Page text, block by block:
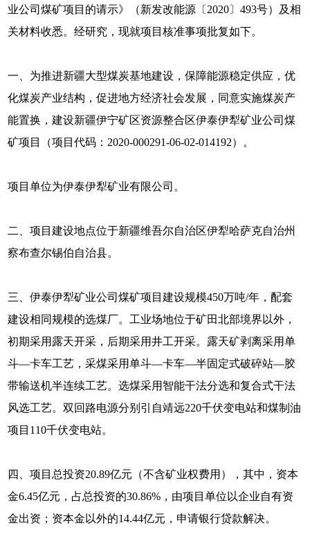
业公司煤矿项目的请示》（新发改能源〔2020〕493号）及相
关材料收悉。经研究，现就项目核准事项批复如下。
一、为推进新疆大型煤炭基地建设，保障能源稳定供应，优
化煤炭产业结构，促进地方经济社会发展，同意实施煤炭产
能置换，建设新疆伊宁矿区资源整合区伊泰伊犁矿业公司煤
矿项目（项目代码：2020-000291-06-02-014192）。
项目单位为伊泰伊犁矿业有限公司。
二、项目建设地点位于新疆维吾尔自治区伊犁哈萨克自治州
察布查尔锡伯自治县。
三、伊泰伊犁矿业公司煤矿项目建设规模450万吨/年，配套
建设相同规模的选煤厂。工业场地位于矿田北部境界以外，
初期采用露天开采，后期采用井工开采。露天矿剥离采用单
斗—卡车工艺，采煤采用单斗—卡车—半固定式破碎站—胶
带输送机半连续工艺。选煤采用智能干法分选和复合式干法
风选工艺。双回路电源分别引自靖远220千伏变电站和煤制油
项目110千伏变电站。
四、项目总投资20.89亿元（不含矿业权费用），其中，资本
金6.45亿元，占总投资的30.86%，由项目单位以企业自有资
金出资；资本金以外的14.44亿元，申请银行贷款解决。